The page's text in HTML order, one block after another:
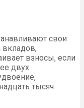
свои
вкладов,
взносы, если
двух
тысяч